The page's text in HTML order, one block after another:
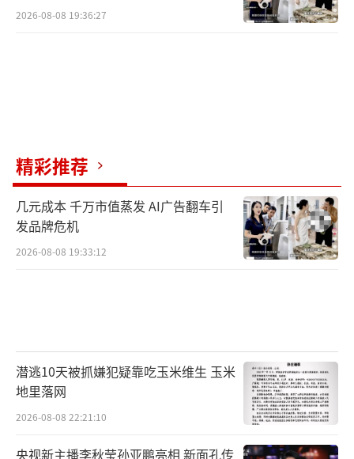
2026-08-08 19:36:27
精彩推荐
几元成本 千万市值蒸发 AI广告翻车引
发品牌危机
2026-08-08 19:33:12
潜逃10天被抓嫌犯疑靠吃玉米维生 玉米
地里落网
2026-08-08 22:21:10
央视新主播李秋莹孙亚鹏亮相 新面孔传